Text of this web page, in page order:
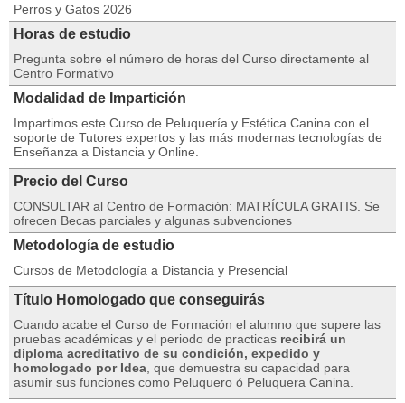
Perros y Gatos 2026
Horas de estudio
Pregunta sobre el número de horas del Curso directamente al
Centro Formativo
Modalidad de Impartición
Impartimos este Curso de Peluquería y Estética Canina con el
soporte de Tutores expertos y las más modernas tecnologías de
Enseñanza a Distancia y Online.
Precio del Curso
CONSULTAR al Centro de Formación: MATRÍCULA GRATIS. Se
ofrecen Becas parciales y algunas subvenciones
Metodología de estudio
Cursos de Metodología a Distancia y Presencial
Título Homologado que conseguirás
Cuando acabe el Curso de Formación el alumno que supere las
pruebas académicas y el periodo de practicas recibirá un
diploma acreditativo de su condición, expedido y
homologado por Idea , que demuestra su capacidad para
asumir sus funciones como Peluquero ó Peluquera Canina.